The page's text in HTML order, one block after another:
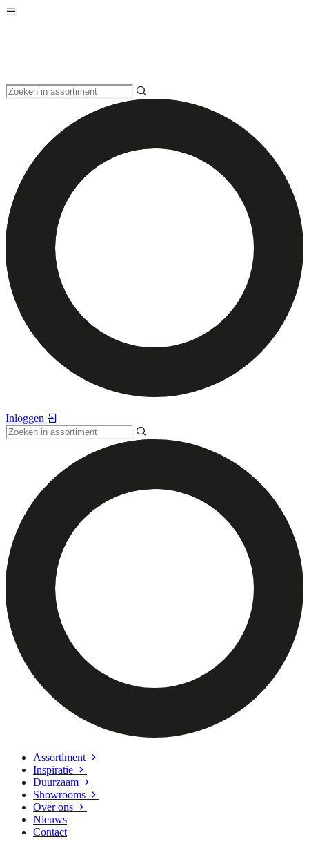
Inloggen
Assortiment
Inspiratie
Duurzaam
Showrooms
Over ons
Nieuws
Contact